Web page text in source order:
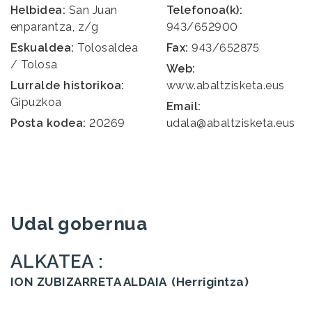
Helbidea: San Juan
enparantza, z/g
Eskualdea: Tolosaldea
/ Tolosa
Lurralde historikoa:
Gipuzkoa
Posta kodea: 20269
Telefonoa(k):
943/652900
Fax: 943/652875
Web:
www.abaltzisketa.eus
Email:
udala@abaltzisketa.eus
Udal gobernua
ALKATEA :
ION ZUBIZARRETA ALDAIA (Herrigintza)